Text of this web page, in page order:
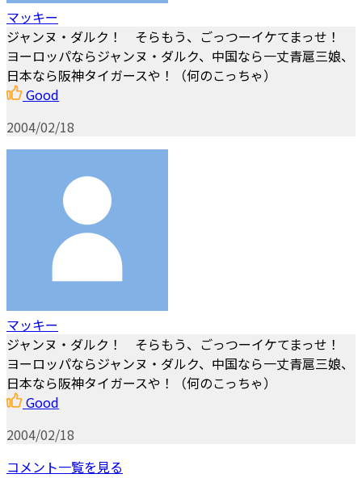
マッキー
ジャンヌ・ダルク！ そらもう、ごっつーイケてまっせ！
ヨーロッパならジャンヌ・ダルク、中国なら一丈青扈三娘、
日本なら阪神タイガースや！（何のこっちゃ）
Good
2004/02/18
マッキー
ジャンヌ・ダルク！ そらもう、ごっつーイケてまっせ！
ヨーロッパならジャンヌ・ダルク、中国なら一丈青扈三娘、
日本なら阪神タイガースや！（何のこっちゃ）
Good
2004/02/18
コメント一覧を見る